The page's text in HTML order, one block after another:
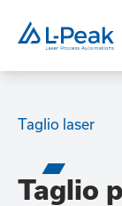
Taglio laser
Taglio